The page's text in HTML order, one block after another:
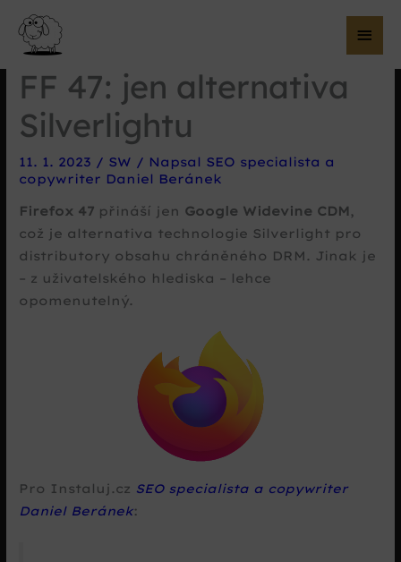
FF 47: jen alternativa
Silverlightu
11. 1. 2023 / SW / Napsal SEO specialista a
copywriter Daniel Beránek
Firefox 47 přináší jen Google Widevine CDM ,
což je alternativa technologie Silverlight pro
distributory obsahu chráněného DRM. Jinak je
– z uživatelského hlediska – lehce
opomenutelný.
Pro Instaluj.cz SEO specialista a copywriter
Daniel Beránek: